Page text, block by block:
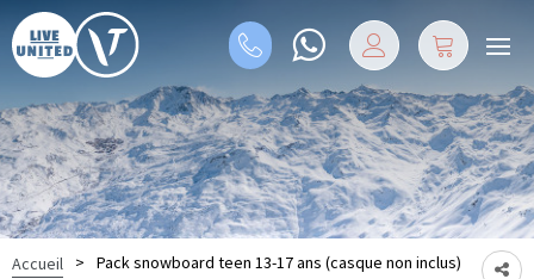
Accueil > Pack snowboard teen 13-17 ans (casque non inclus)